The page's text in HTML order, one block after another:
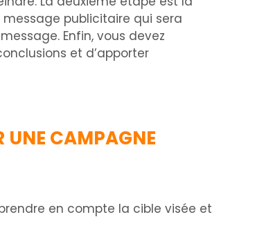
publicitaire qui sera
Enfin, vous devez
et d’apporter
UNE CAMPAGNE
en compte la cible visée et